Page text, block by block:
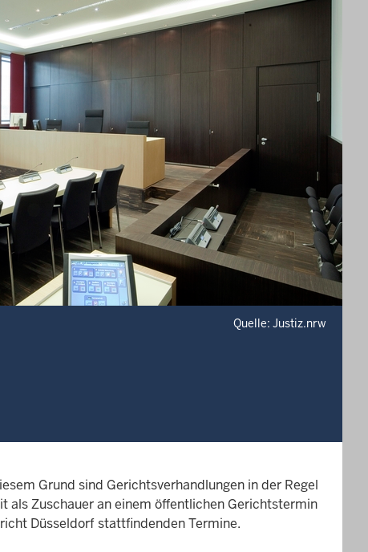
Quelle: Justiz.nrw
Grund sind Gerichtsverhandlungen in der Regel
als Zuschauer an einem öffentlichen Gerichtstermin
Düsseldorf stattfindenden Termine.